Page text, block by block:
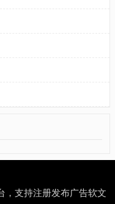
，支持注册发布广告软文